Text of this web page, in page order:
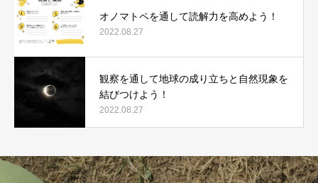
オノマトペを通して読解力を高めよう！
2022.08.27
観察を通して地球の成り立ちと自然現象を
結びつけよう！
2022.08.27